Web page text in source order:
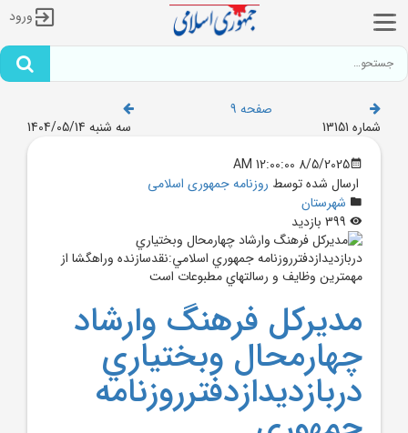
ورود
صفحه 9
شماره 13151
سه شنبه 1404/05/14
8/5/2025 12:00:00 AM
ارسال شده توسط روزنامه جمهوری اسلامی
شهرستان
مديرکل فرهنگ وارشاد
چهارمحال وبختياري
دربازديدازدفترروزنامه